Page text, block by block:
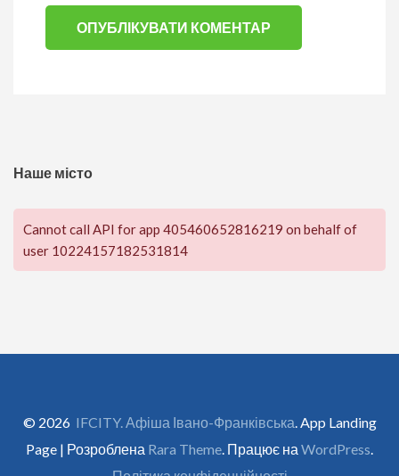
Наше місто
Cannot call API for app 405460652816219 on behalf of
user 10224157182531814
© 2026 IFCITY. Афіша Івано-Франківська . App Landing
Page | Розроблена Rara Theme . Працює на WordPress